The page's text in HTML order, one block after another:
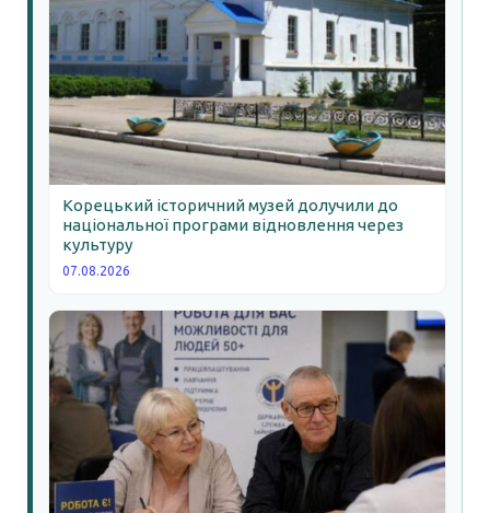
Корецький історичний музей долучили до
національної програми відновлення через
культуру
07.08.2026